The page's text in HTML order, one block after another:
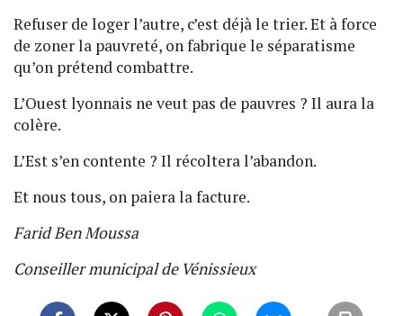
Refuser de loger l’autre, c’est déjà le trier. Et à force
de zoner la pauvreté, on fabrique le séparatisme
qu’on prétend combattre.
L’Ouest lyonnais ne veut pas de pauvres ? Il aura la
colère.
L’Est s’en contente ? Il récoltera l’abandon.
Et nous tous, on paiera la facture.
Farid Ben Moussa
Conseiller municipal de Vénissieux